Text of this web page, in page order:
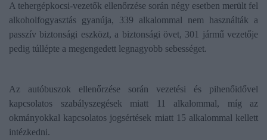
A tehergépkocsi-vezetők ellenőrzése során négy esetben merült fel
alkoholfogyasztás gyanúja, 339 alkalommal nem használták a
passzív biztonsági eszközt, a biztonsági övet, 301 jármű vezetője
pedig túllépte a megengedett legnagyobb sebességet.
Az autóbuszok ellenőrzése során vezetési és pihenőidővel
kapcsolatos szabályszegések miatt 11 alkalommal, míg az
okmányokkal kapcsolatos jogsértések miatt 15 alkalommal kellett
intézkedni.